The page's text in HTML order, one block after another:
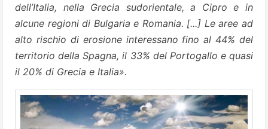
dell’Italia, nella Grecia sudorientale, a Cipro e in
alcune regioni di Bulgaria e Romania. [...] Le aree ad
alto rischio di erosione interessano fino al 44% del
territorio della Spagna, il 33% del Portogallo e quasi
il 20% di Grecia e Italia».